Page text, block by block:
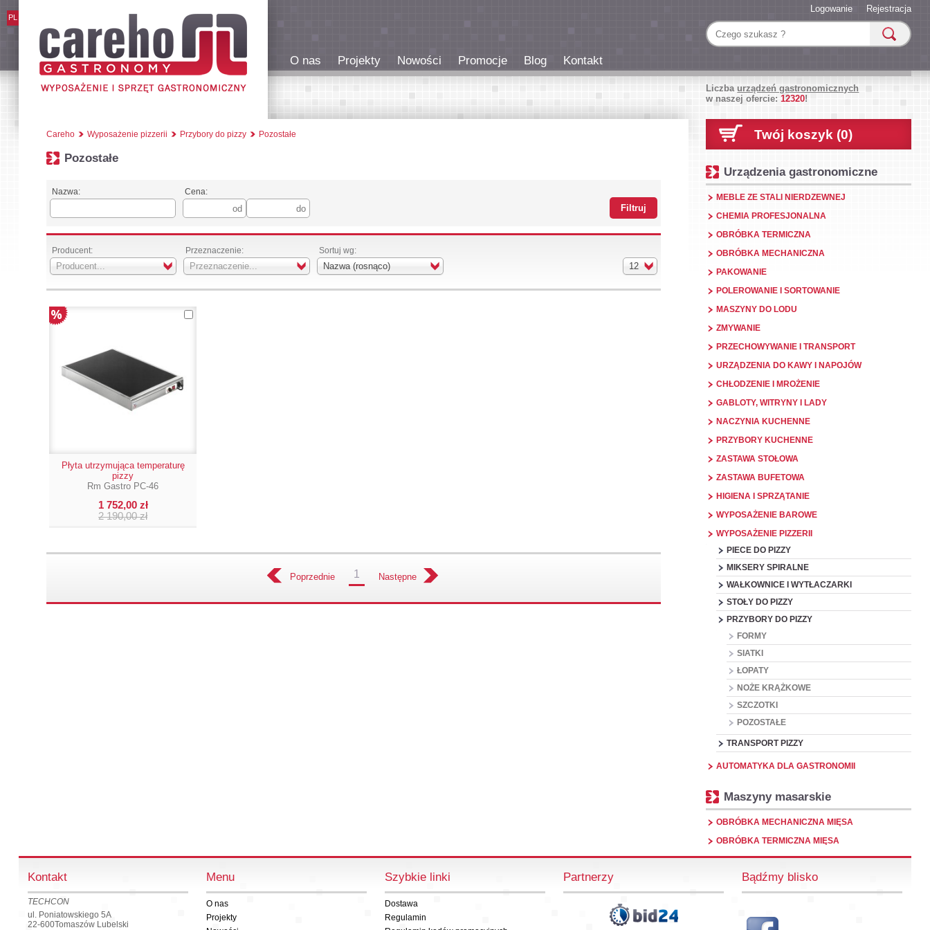
PL
Rejestracja
Logowanie
O nas Projekty Nowości Promocje Blog Kontakt
Liczbaurządzeń gastronomicznych
w naszej ofercie:12320!
Careho Wyposażenie pizzerii Przybory do pizzy Pozostałe
Pozostałe
Nazwa: Cena:
Producent:
Producent...
Przeznaczenie:
Przeznaczenie...
Sortuj wg:
Nazwa (rosnąco) 12
Płyta utrzymująca temperaturę
pizzy
Rm Gastro PC-46
1 752,00 zł
2 190,00 zł
Poprzednie 1 Następne
Twój koszyk (0)
Urządzenia gastronomiczne
MEBLE ZE STALI NIERDZEWNEJ
CHEMIA PROFESJONALNA
OBRÓBKA TERMICZNA
OBRÓBKA MECHANICZNA
PAKOWANIE
POLEROWANIE I SORTOWANIE
MASZYNY DO LODU
ZMYWANIE
PRZECHOWYWANIE I TRANSPORT
URZĄDZENIA DO KAWY I NAPOJÓW
CHŁODZENIE I MROŻENIE
GABLOTY, WITRYNY I LADY
NACZYNIA KUCHENNE
PRZYBORY KUCHENNE
ZASTAWA STOŁOWA
ZASTAWA BUFETOWA
HIGIENA I SPRZĄTANIE
WYPOSAŻENIE BAROWE
WYPOSAŻENIE PIZZERII
PIECE DO PIZZY
MIKSERY SPIRALNE
WAŁKOWNICE I WYTŁACZARKI
STOŁY DO PIZZY
PRZYBORY DO PIZZY
FORMY
SIATKI
ŁOPATY
NOŻE KRĄŻKOWE
SZCZOTKI
POZOSTAŁE
TRANSPORT PIZZY
AUTOMATYKA DLA GASTRONOMII
Maszyny masarskie
OBRÓBKA MECHANICZNA MIĘSA
OBRÓBKA TERMICZNA MIĘSA
Kontakt
TECHCON
ul. Poniatowskiego 5A
22-600Tomaszów Lubelski
Menu
O nas
Projekty
Szybkie linki
Dostawa
Regulamin
Partnerzy Bądźmy blisko